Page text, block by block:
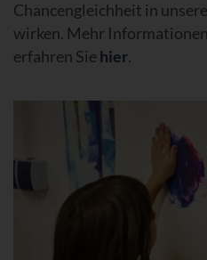
Chancengleichheit in
wirken. Mehr
erfahren Siehier.